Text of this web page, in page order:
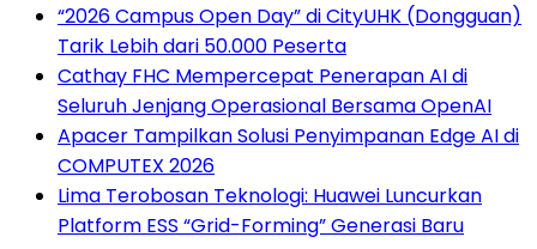
“2026 Campus Open Day” di CityUHK (Dongguan)
Tarik Lebih dari 50.000 Peserta
Cathay FHC Mempercepat Penerapan AI di
Seluruh Jenjang Operasional Bersama OpenAI
Apacer Tampilkan Solusi Penyimpanan Edge AI di
COMPUTEX 2026
Lima Terobosan Teknologi: Huawei Luncurkan
Platform ESS “Grid-Forming” Generasi Baru